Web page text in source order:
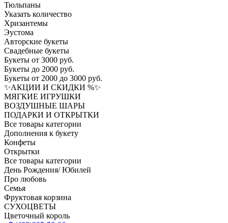
Тюльпаны
Указать количество
Хризантемы
Эустома
Авторские букеты
Свадебные букеты
Букеты от 3000 руб.
Букеты до 2000 руб.
Букеты от 2000 до 3000 руб.
✨АКЦИИ И СКИДКИ %✨
МЯГКИЕ ИГРУШКИ
ВОЗДУШНЫЕ ШАРЫ
ПОДАРКИ И ОТКРЫТКИ
Все товары категории
Дополнения к букету
Конфеты
Открытки
Все товары категории
День Рождения/ Юбилей
Про любовь
Семья
Фруктовая корзина
СУХОЦВЕТЫ
Цветочный король